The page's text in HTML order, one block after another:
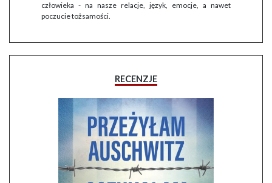
człowieka - na nasze relacje, język, emocje, a nawet
poczucie tożsamości.
RECENZJE